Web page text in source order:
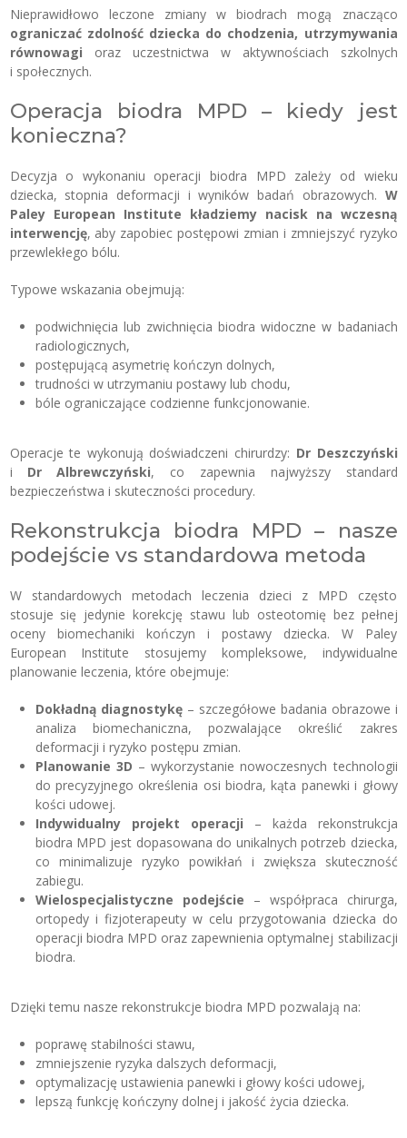
Nieprawidłowo leczone zmiany w biodrach mogą znacząco
ograniczać zdolność dziecka do chodzenia, utrzymywania
równowagi oraz uczestnictwa w aktywnościach szkolnych
i społecznych.
Operacja biodra MPD – kiedy jest
konieczna?
Decyzja o wykonaniu operacji biodra MPD zależy od wieku
dziecka, stopnia deformacji i wyników badań obrazowych. W
Paley European Institute kładziemy nacisk na wczesną
interwencję, aby zapobiec postępowi zmian i zmniejszyć ryzyko
przewlekłego bólu.
Typowe wskazania obejmują:
podwichnięcia lub zwichnięcia biodra widoczne w badaniach
radiologicznych,
postępującą asymetrię kończyn dolnych,
trudności w utrzymaniu postawy lub chodu,
bóle ograniczające codzienne funkcjonowanie.
Operacje te wykonują doświadczeni chirurdzy: Dr Deszczyński
i Dr Albrewczyński, co zapewnia najwyższy standard
bezpieczeństwa i skuteczności procedury.
Rekonstrukcja biodra MPD – nasze
podejście vs standardowa metoda
W standardowych metodach leczenia dzieci z MPD często
stosuje się jedynie korekcję stawu lub osteotomię bez pełnej
oceny biomechaniki kończyn i postawy dziecka. W Paley
European Institute stosujemy kompleksowe, indywidualne
planowanie leczenia, które obejmuje:
Dokładną diagnostykę– szczegółowe badania obrazowe i
analiza biomechaniczna, pozwalające określić zakres
deformacji i ryzyko postępu zmian.
Planowanie 3D – wykorzystanie nowoczesnych technologii
do precyzyjnego określenia osi biodra, kąta panewki i głowy
kości udowej.
Indywidualny projekt operacji – każda rekonstrukcja
biodra MPD jest dopasowana do unikalnych potrzeb dziecka,
co minimalizuje ryzyko powikłań i zwiększa skuteczność
zabiegu.
Wielospecjalistyczne podejście – współpraca chirurga,
ortopedy i fizjoterapeuty w celu przygotowania dziecka do
operacji biodra MPD oraz zapewnienia optymalnej stabilizacji
biodra.
Dzięki temu nasze rekonstrukcje biodra MPD pozwalają na:
poprawę stabilności stawu,
zmniejszenie ryzyka dalszych deformacji,
optymalizację ustawienia panewki i głowy kości udowej,
lepszą funkcję kończyny dolnej i jakość życia dziecka.